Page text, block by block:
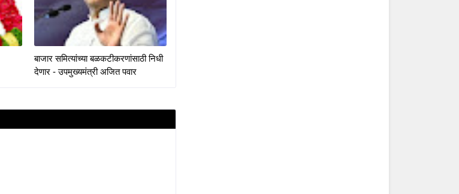
बाजार समित्यांच्या बळकटीकरणांसाठी निधी
देणार - उपमुख्यमंत्री अजित पवार